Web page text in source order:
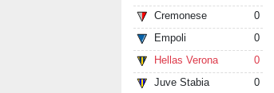
Cremonese
0
Empoli
0
Hellas Verona
0
Juve Stabia
0